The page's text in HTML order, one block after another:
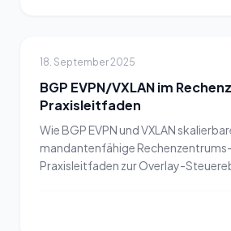
18. September 2025
BGP EVPN/VXLAN im
Praxisleitfaden
Wie BGP EVPN und VXLAN
mandantenfähige
Praxisleitfaden zur Overlay-